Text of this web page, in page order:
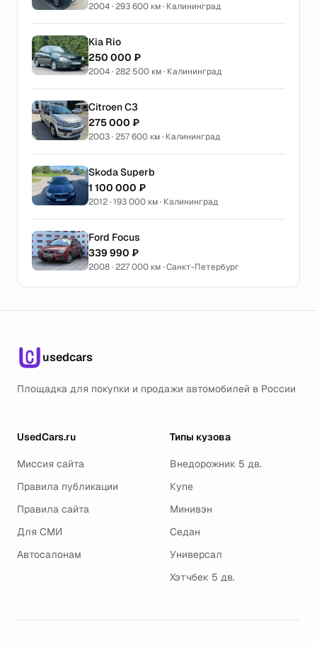
2004 · 293 600 км · Калининград
Kia Rio
250 000 ₽
2004 · 282 500 км · Калининград
Citroen C3
275 000 ₽
2003 · 257 600 км · Калининград
Skoda Superb
1 100 000 ₽
2012 · 193 000 км · Калининград
Ford Focus
339 990 ₽
2008 · 227 000 км · Санкт-Петербург
usedcars
Площадка для покупки и продажи автомобилей в России
UsedCars.ru
Миссия сайта
Правила публикации
Правила сайта
Для СМИ
Автосалонам
Типы кузова
Внедорожник 5 дв.
Купе
Минивэн
Седан
Универсал
Хэтчбек 5 дв.